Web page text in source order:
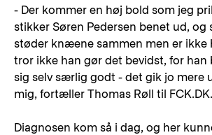
- Der kommer en høj bold som jeg
stikker Søren Pedersen benet ud, og
støder knæene sammen men er ikke
tror ikke han gør det bevidst, for han
sig selv særlig godt - det gik jo mere
mig, fortæller Thomas Røll til FCK.DK.
Diagnosen kom så i dag, og her